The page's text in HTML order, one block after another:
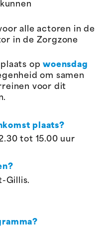
alle actoren in de
in de Zorgzone
plaats opwoensdag
om samen
voor dit
plaats?
tot 15.00 uur
Gillis.